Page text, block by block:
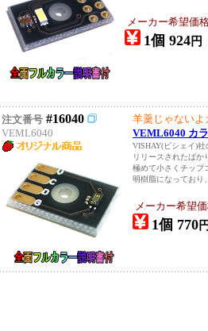
メーカー希望価
1個 924円
注文番号 #16040
VEML6040
羊羹じゃないよ
VEML6040 カ
VISHAY(ビシェイ)
リリースされたばか
極めて小さくチップ
明樹脂になっており
メーカー希望
1個 770円